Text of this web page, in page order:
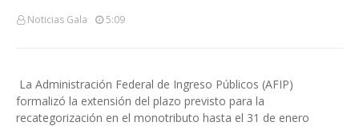
Noticias Gala 5:09
La Administración Federal de Ingreso Públicos (AFIP)
formalizó la extensión del plazo previsto para la
recategorización en el monotributo hasta el 31 de enero